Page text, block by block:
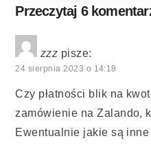
Przeczytaj 6
zzz pisze:
24 sierpnia 2023 o 14:18
Czy płatności blik na
zamówienie na Zalando,
Ewentualnie jakie są